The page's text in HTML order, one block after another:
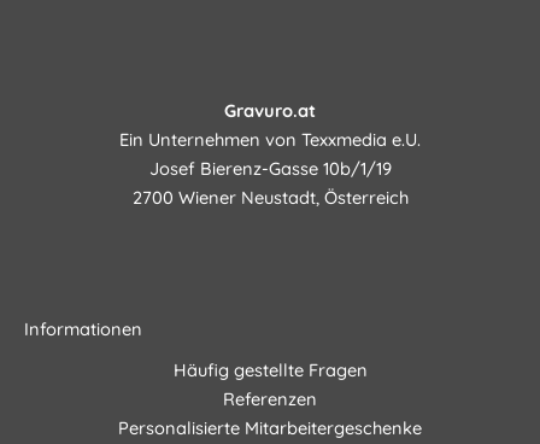
Gravuro.at
Ein Unternehmen von Texxmedia e.U.
Josef Bierenz-Gasse 10b/1/19
2700 Wiener Neustadt, Österreich
Informationen
Häufig gestellte Fragen
Referenzen
Personalisierte Mitarbeitergeschenke